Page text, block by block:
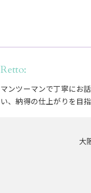
Retto:
マンツーマンで丁寧にお
い、納得の仕上がりを目
大